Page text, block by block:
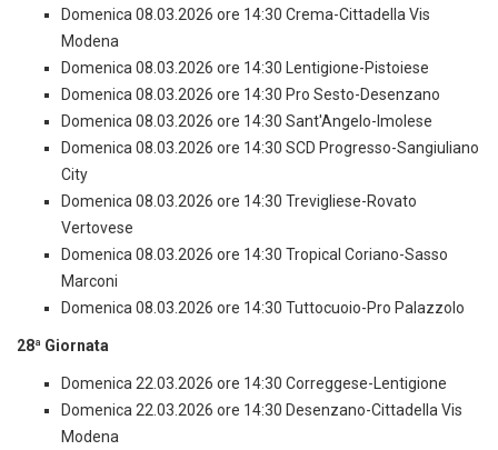
Domenica 08.03.2026 ore 14:30 Crema-Cittadella Vis
Modena
Domenica 08.03.2026 ore 14:30 Lentigione-Pistoiese
Domenica 08.03.2026 ore 14:30 Pro Sesto-Desenzano
Domenica 08.03.2026 ore 14:30 Sant'Angelo-Imolese
Domenica 08.03.2026 ore 14:30 SCD Progresso-Sangiuliano
City
Domenica 08.03.2026 ore 14:30 Trevigliese-Rovato
Vertovese
Domenica 08.03.2026 ore 14:30 Tropical Coriano-Sasso
Marconi
Domenica 08.03.2026 ore 14:30 Tuttocuoio-Pro Palazzolo
28ª Giornata
Domenica 22.03.2026 ore 14:30 Correggese-Lentigione
Domenica 22.03.2026 ore 14:30 Desenzano-Cittadella Vis
Modena